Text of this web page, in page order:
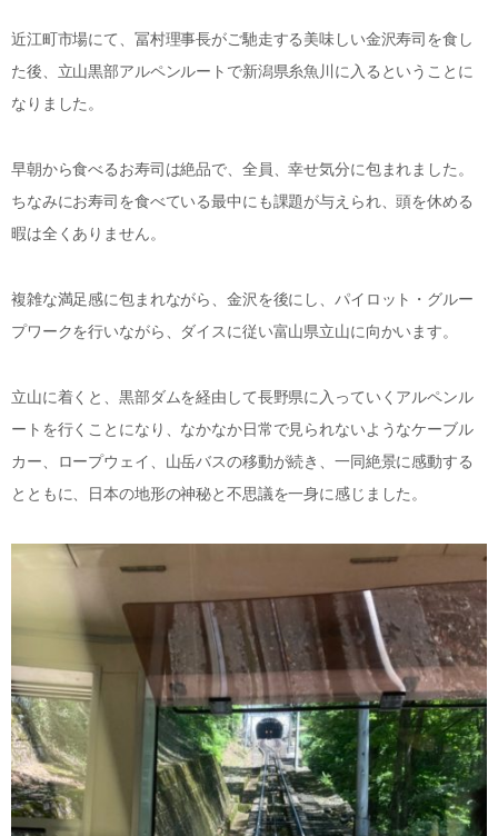
近江町市場にて、冨村理事長がご馳走する美味しい金沢寿司を食し
た後、立山黒部アルペンルートで新潟県糸魚川に入るということに
なりました。
早朝から食べるお寿司は絶品で、全員、幸せ気分に包まれました。
ちなみにお寿司を食べている最中にも課題が与えられ、頭を休める
暇は全くありません。
複雑な満足感に包まれながら、金沢を後にし、パイロット・グルー
プワークを行いながら、ダイスに従い富山県立山に向かいます。
立山に着くと、黒部ダムを経由して長野県に入っていくアルペンル
ートを行くことになり、なかなか日常で見られないようなケーブル
カー、ロープウェイ、山岳バスの移動が続き、一同絶景に感動する
とともに、日本の地形の神秘と不思議を一身に感じました。